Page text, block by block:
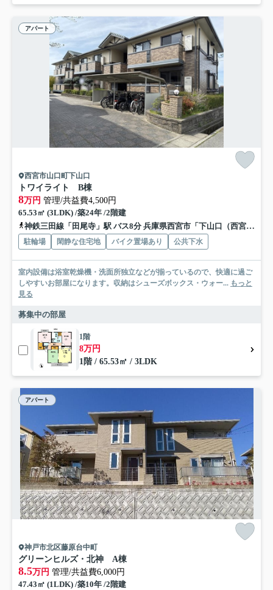
アパート
西宮市山口町下山口
トワイライト B棟
8万円 管理/共益費4,500円
65.53㎡ (3LDK) /築24年 /2階建
神鉄三田線「田尾寺」駅 バス8分 兵庫県西宮市「下山口（西宮市）」 停歩2分
駐輪場 閑静な住宅地 バイク置場あり 公共下水
室内設備は浴室乾燥機・洗面所独立などが揃っているので、快適に過ご
しやすいお部屋になります。収納はシューズボックス・ウォー... もっと
見る
募集中の部屋
1階
8万円
1階 / 65.53㎡ / 3LDK
アパート
神戸市北区藤原台中町
グリーンヒルズ・北神 A棟
8.5万円 管理/共益費6,000円
47.43㎡ (1LDK) /築10年 /2階建